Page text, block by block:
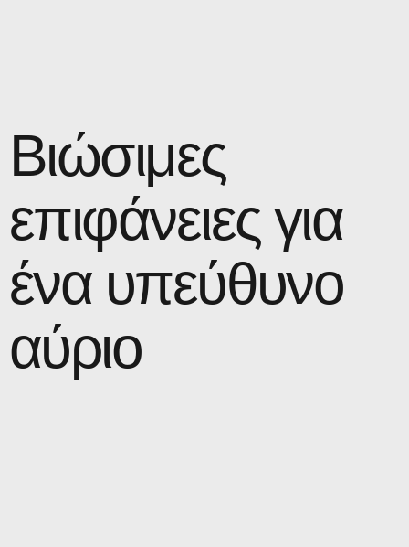
Βιώσιμες
επιφάνειες για
ένα υπεύθυνο
αύριο